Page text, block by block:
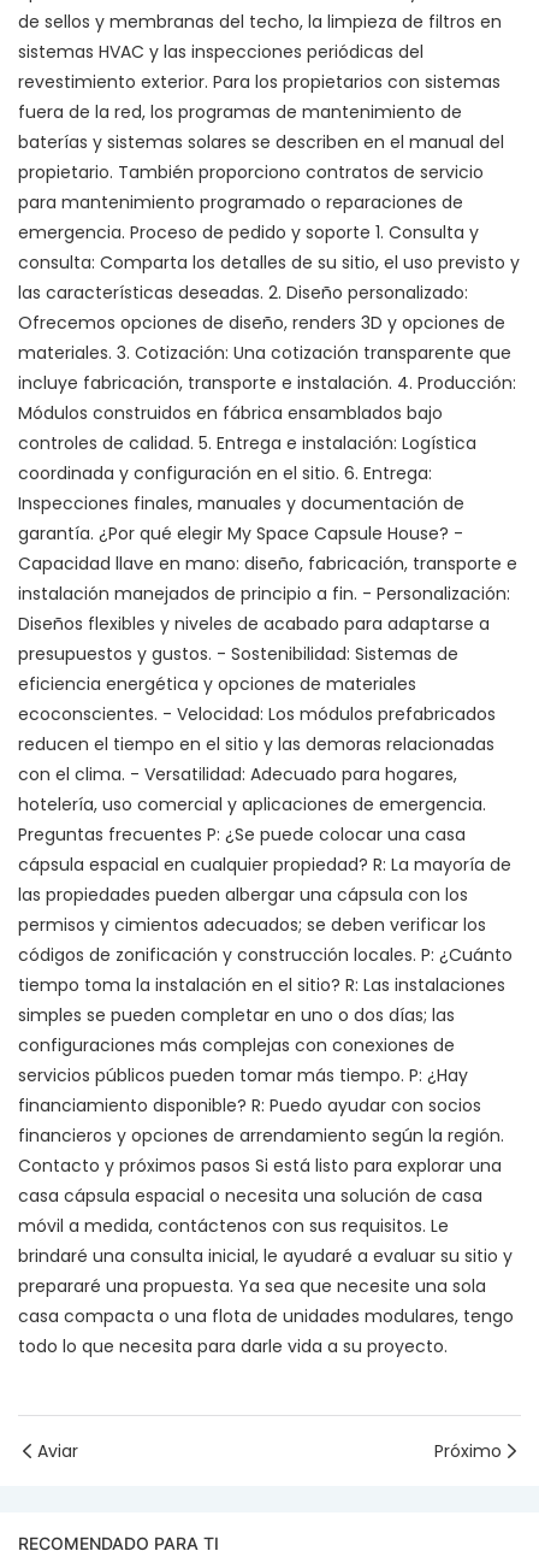
de sellos y membranas del techo, la limpieza de filtros en
sistemas HVAC y las inspecciones periódicas del
revestimiento exterior. Para los propietarios con sistemas
fuera de la red, los programas de mantenimiento de
baterías y sistemas solares se describen en el manual del
propietario. También proporciono contratos de servicio
para mantenimiento programado o reparaciones de
emergencia. Proceso de pedido y soporte 1. Consulta y
consulta: Comparta los detalles de su sitio, el uso previsto y
las características deseadas. 2. Diseño personalizado:
Ofrecemos opciones de diseño, renders 3D y opciones de
materiales. 3. Cotización: Una cotización transparente que
incluye fabricación, transporte e instalación. 4. Producción:
Módulos construidos en fábrica ensamblados bajo
controles de calidad. 5. Entrega e instalación: Logística
coordinada y configuración en el sitio. 6. Entrega:
Inspecciones finales, manuales y documentación de
garantía. ¿Por qué elegir My Space Capsule House? -
Capacidad llave en mano: diseño, fabricación, transporte e
instalación manejados de principio a fin. - Personalización:
Diseños flexibles y niveles de acabado para adaptarse a
presupuestos y gustos. - Sostenibilidad: Sistemas de
eficiencia energética y opciones de materiales
ecoconscientes. - Velocidad: Los módulos prefabricados
reducen el tiempo en el sitio y las demoras relacionadas
con el clima. - Versatilidad: Adecuado para hogares,
hotelería, uso comercial y aplicaciones de emergencia.
Preguntas frecuentes P: ¿Se puede colocar una casa
cápsula espacial en cualquier propiedad? R: La mayoría de
las propiedades pueden albergar una cápsula con los
permisos y cimientos adecuados; se deben verificar los
códigos de zonificación y construcción locales. P: ¿Cuánto
tiempo toma la instalación en el sitio? R: Las instalaciones
simples se pueden completar en uno o dos días; las
configuraciones más complejas con conexiones de
servicios públicos pueden tomar más tiempo. P: ¿Hay
financiamiento disponible? R: Puedo ayudar con socios
financieros y opciones de arrendamiento según la región.
Contacto y próximos pasos Si está listo para explorar una
casa cápsula espacial o necesita una solución de casa
móvil a medida, contáctenos con sus requisitos. Le
brindaré una consulta inicial, le ayudaré a evaluar su sitio y
prepararé una propuesta. Ya sea que necesite una sola
casa compacta o una flota de unidades modulares, tengo
todo lo que necesita para darle vida a su proyecto.
Aviar Próximo
RECOMENDADO PARA TI